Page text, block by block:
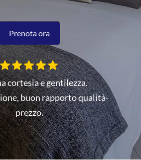
Prenota ora
cortesia e gentilezza.
buon rapporto qualità-
prezzo.